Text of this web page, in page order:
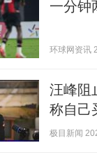
一分钟
环球网资讯
汪峰阻
称自己
极目新闻